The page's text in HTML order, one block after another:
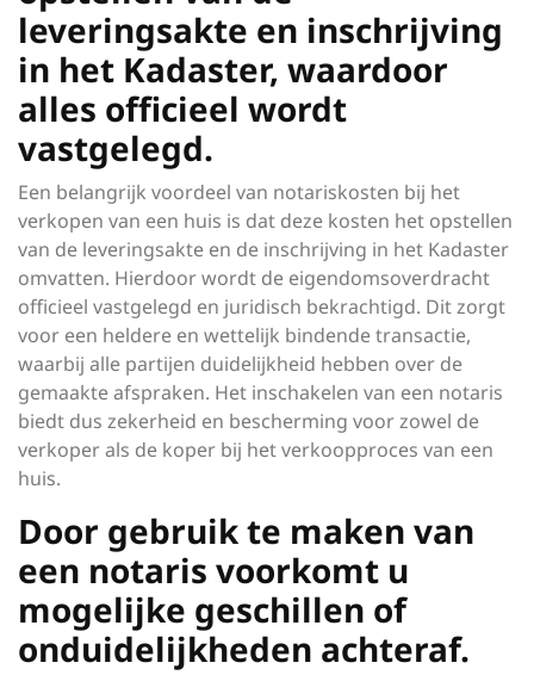
leveringsakte en inschrijving
in het Kadaster, waardoor
alles officieel wordt
vastgelegd.
Een belangrijk voordeel van notariskosten bij het
verkopen van een huis is dat deze kosten het opstellen
van de leveringsakte en de inschrijving in het Kadaster
omvatten. Hierdoor wordt de eigendomsoverdracht
officieel vastgelegd en juridisch bekrachtigd. Dit zorgt
voor een heldere en wettelijk bindende transactie,
waarbij alle partijen duidelijkheid hebben over de
gemaakte afspraken. Het inschakelen van een notaris
biedt dus zekerheid en bescherming voor zowel de
verkoper als de koper bij het verkoopproces van een
huis.
Door gebruik te maken van
een notaris voorkomt u
mogelijke geschillen of
onduidelijkheden achteraf.